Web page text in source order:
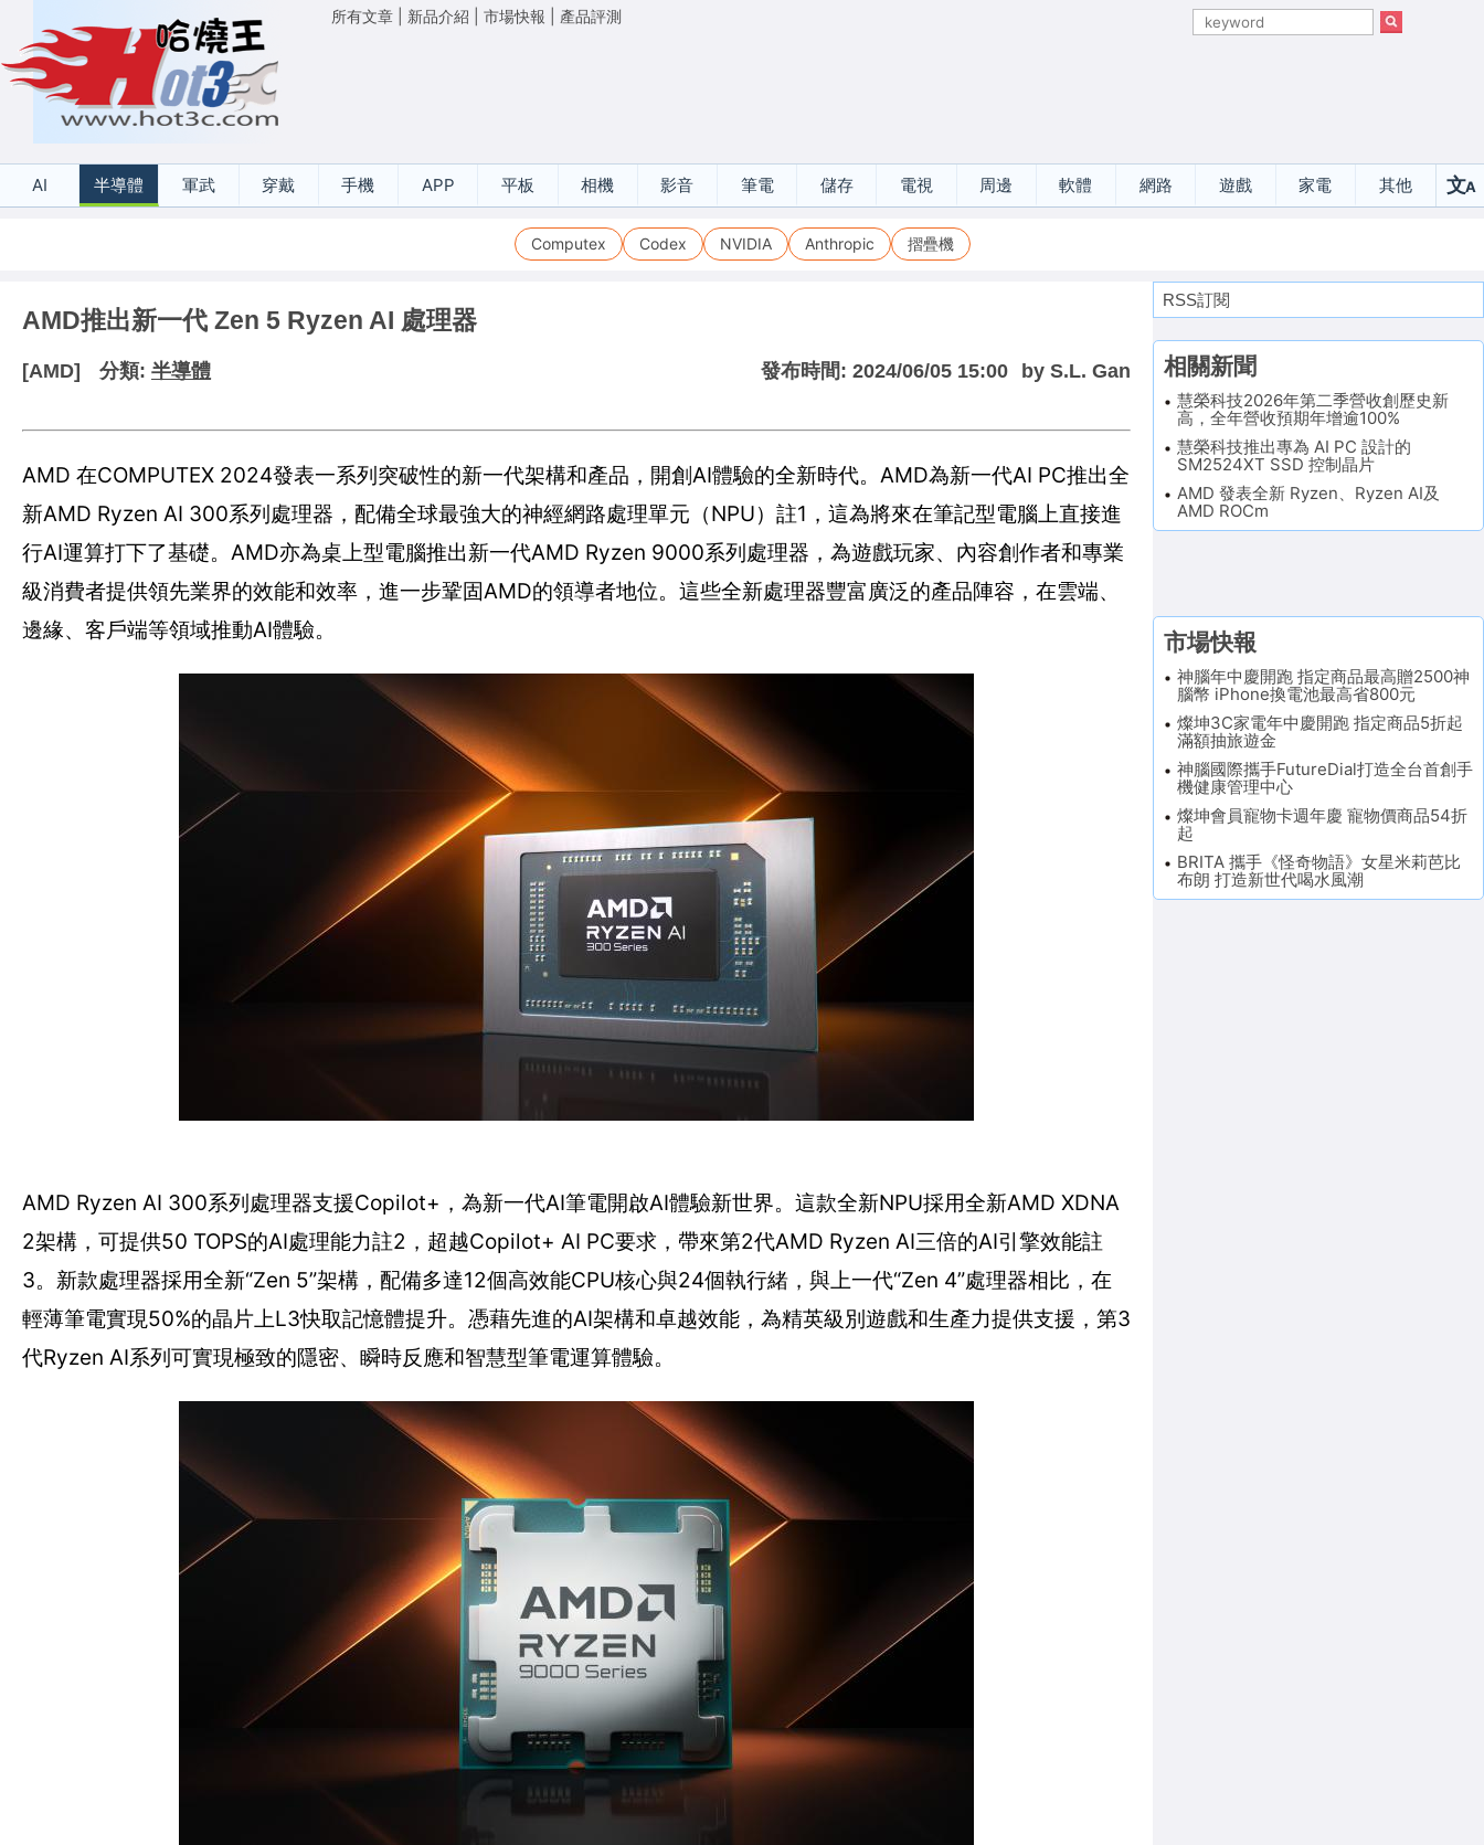
所有文章 新品介紹 市場快報 產品評測
AI 半導體 軍武 穿戴 手機 APP 平板 相機 影音 筆電 儲存 電視 周邊 軟體 網路 遊戲 家電 其他 文A
Computex Codex NVIDIA Anthropic 摺疊機
AMD推出新一代 Zen 5 Ryzen AI 處理器
[AMD] 分類: 半導體 發布時間: 2024/06/05 15:00 by S.L. Gan
AMD 在COMPUTEX 2024發表一系列突破性的新一代架構和產品，開創AI體驗的全新時代。AMD為新一代AI PC推出全
新AMD Ryzen AI 300系列處理器，配備全球最強大的神經網路處理單元（NPU）註1，這為將來在筆記型電腦上直接進
行AI運算打下了基礎。AMD亦為桌上型電腦推出新一代AMD Ryzen 9000系列處理器，為遊戲玩家、內容創作者和專業
級消費者提供領先業界的效能和效率，進一步鞏固AMD的領導者地位。這些全新處理器豐富廣泛的產品陣容，在雲端、
邊緣、客戶端等領域推動AI體驗。
AMD Ryzen AI 300系列處理器支援Copilot+，為新一代AI筆電開啟AI體驗新世界。這款全新NPU採用全新AMD XDNA
2架構，可提供50 TOPS的AI處理能力註2，超越Copilot+ AI PC要求，帶來第2代AMD Ryzen AI三倍的AI引擎效能註
3。新款處理器採用全新“Zen 5”架構，配備多達12個高效能CPU核心與24個執行緒，與上一代“Zen 4”處理器相比，在
輕薄筆電實現50%的晶片上L3快取記憶體提升。憑藉先進的AI架構和卓越效能，為精英級別遊戲和生產力提供支援，第3
代Ryzen AI系列可實現極致的隱密、瞬時反應和智慧型筆電運算體驗。
RSS訂閱
相關新聞
慧榮科技2026年第二季營收創歷史新
高，全年營收預期年增逾100%
慧榮科技推出專為 AI PC 設計的
SM2524XT SSD 控制晶片
AMD 發表全新 Ryzen、Ryzen AI及
AMD ROCm
市場快報
神腦年中慶開跑 指定商品最高贈2500神
腦幣 iPhone換電池最高省800元
燦坤3C家電年中慶開跑 指定商品5折起
滿額抽旅遊金
神腦國際攜手FutureDial打造全台首創手
機健康管理中心
燦坤會員寵物卡週年慶 寵物價商品54折
起
BRITA 攜手《怪奇物語》女星米莉芭比
布朗 打造新世代喝水風潮